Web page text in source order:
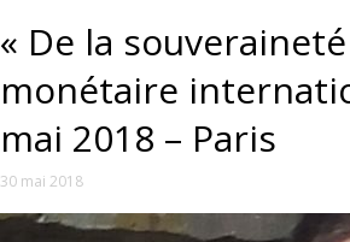
« De la
monétaire
mai 2018 – Paris
30 mai 2018